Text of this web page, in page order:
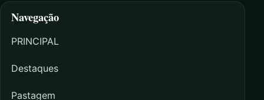
Navegação
PRINCIPAL
Destaques
Pastagem